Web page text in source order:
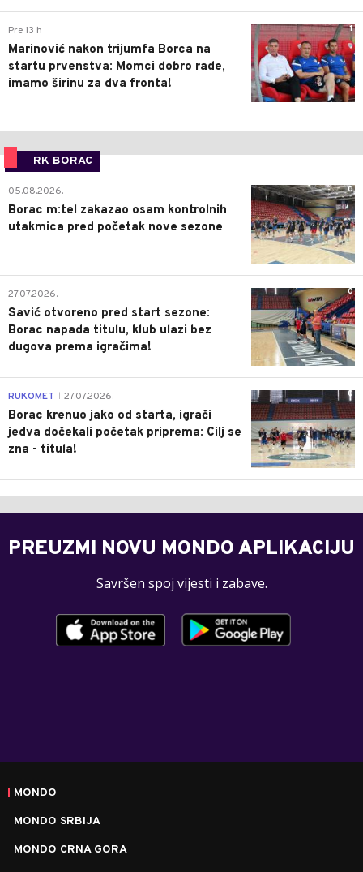
1
Pre 13 h
Marinović nakon trijumfa Borca na
startu prvenstva: Momci dobro rade,
imamo širinu za dva fronta!
RK BORAC
0
05.08.2026.
Borac m:tel zakazao osam kontrolnih
utakmica pred početak nove sezone
0
27.07.2026.
Savić otvoreno pred start sezone:
Borac napada titulu, klub ulazi bez
dugova prema igračima!
0
RUKOMET 27.07.2026.
Borac krenuo jako od starta, igrači
jedva dočekali početak priprema: Cilj se
zna - titula!
PREUZMI NOVU MONDO APLIKACIJU
Savršen spoj vijesti i zabave.
MONDO
MONDO SRBIJA
MONDO CRNA GORA